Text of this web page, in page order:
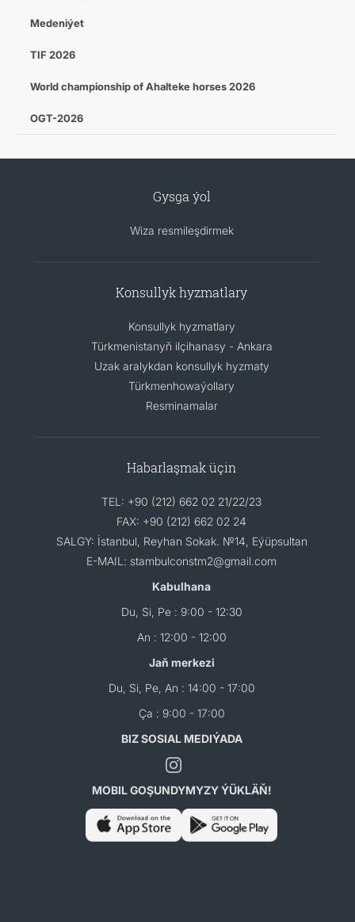
Medeniýet
TIF 2026
World championship of Ahalteke horses 2026
OGT-2026
Gysga ýol
Wiza resmileşdirmek
Konsullyk hyzmatlary
Konsullyk hyzmatlary
Türkmenistanyň ilçihanasy - Ankara
Uzak aralykdan konsullyk hyzmaty
Türkmenhowaýollary
Resminamalar
Habarlaşmak üçin
TEL: +90 (212) 662 02 21/22/23
FAX: +90 (212) 662 02 24
SALGY: İstanbul, Reyhan Sokak. №14, Eýüpsultan
E-MAIL: stambulconstm2@gmail.com
Kabulhana
Du, Si, Pe : 9:00 - 12:30
An : 12:00 - 12:00
Jaň merkezi
Du, Si, Pe, An : 14:00 - 17:00
Ça : 9:00 - 17:00
BIZ SOSIAL MEDIÝADA
MOBIL GOŞUNDYMYZY ÝÜKLÄŇ!